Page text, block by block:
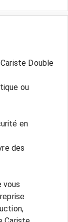
Double
ou
en
des
vous